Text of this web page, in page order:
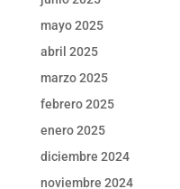
mayo 2025
abril 2025
marzo 2025
febrero 2025
enero 2025
diciembre 2024
noviembre 2024